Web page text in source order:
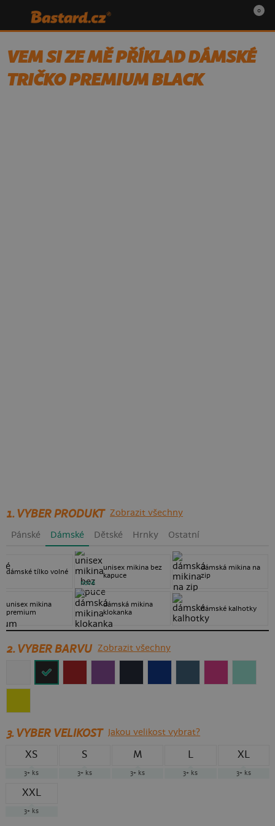
0
VEM SI ZE MĚ PŘÍKLAD DÁMSKÉ
TRIČKO PREMIUM BLACK
1. VYBER PRODUKT Zobrazit všechny
Pánské Dámské Dětské Hrnky Ostatní
dámské tílko volné
unisex mikina
premium
unisex mikina bez
kapuce
nové
dámská mikina
klokanka
dámská mikina na
zip
dámské kalhotky
2. VYBER BARVU Zobrazit všechny
3.VYBER VELIKOST Jakou velikost vybrat?
XS
3+ ks
S
3+ ks
M
3+ ks
L
3+ ks
XL
3+ ks
XXL
3+ ks